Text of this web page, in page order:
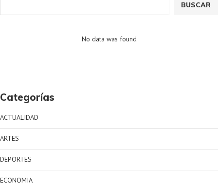
BUSCAR
No data was found
Categorías
ACTUALIDAD
ARTES
DEPORTES
ECONOMIA